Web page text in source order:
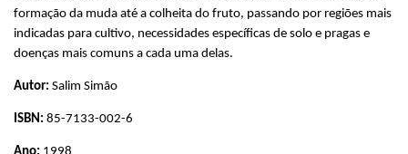
formação da muda até a colheita do fruto, passando por regiões mais
indicadas para cultivo, necessidades específicas de solo e pragas e
doenças mais comuns a cada uma delas.
Autor: Salim Simão
ISBN: 85-7133-002-6